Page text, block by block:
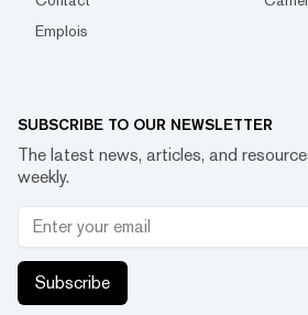
Emplois
SUBSCRIBE TO OUR NEWSLETTER
The latest news, articles, and
weekly.
Subscribe